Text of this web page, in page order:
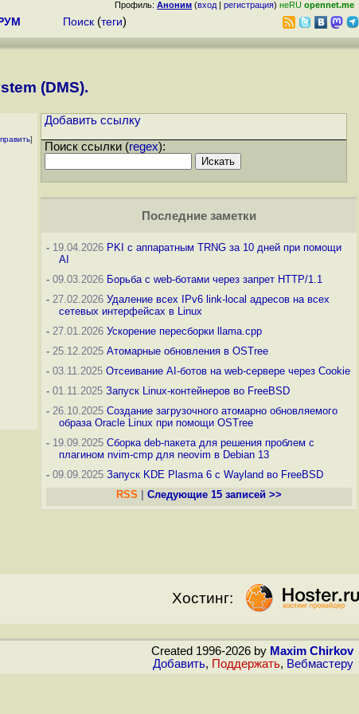
Профиль: Аноним (вход | регистрация) неRU opennet.me
Поиск (теги)
(DMS).
]
Добавить ссылку
Поиск ссылки (regex):
Последние заметки
- 19.04.2026 PKI с аппаратным TRNG за 10 дней при помощи
AI
- 09.03.2026 Борьба с web-ботами через запрет HTTP/1.1
- 27.02.2026 Удаление всех IPv6 link-local адресов на всех
сетевых интерфейсах в Linux
- 27.01.2026 Ускорение пересборки llama.cpp
- 25.12.2025 Атомарные обновления в OSTree
- 03.11.2025 Отсеивание AI-ботов на web-сервере через Cookie
- 01.11.2025 Запуск Linux-контейнеров во FreeBSD
- 26.10.2025 Создание загрузочного атомарно обновляемого
образа Oracle Linux при помощи OSTree
- 19.09.2025 Сборка deb-пакета для решения проблем с
плагином nvim-cmp для neovim в Debian 13
- 09.09.2025 Запуск KDE Plasma 6 с Wayland во FreeBSD
RSS
Следующие 15 записей >>
Хостинг:
Created 1996-2026 by Maxim Chirkov
Добавить, Поддержать, Вебмастеру